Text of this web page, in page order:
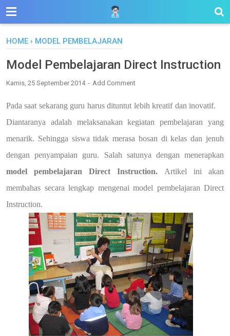
HOME › MODEL PEMBELAJARAN
Model Pembelajaran Direct Instruction
Kamis, 25 September 2014 Add Comment
Pada saat sekarang guru harus dituntut lebih kreatif dan inovatif.
Diantaranya adalah melaksanakan kegiatan pembelajaran yang
menarik. Sehingga siswa tidak merasa bosan di kelas dan jenuh
dengan penyampaian guru. Salah satunya dengan menerapkan
model pembelajaran Direct Instruction. Artikel ini akan
membahas secara lengkap mengenai model pembelajaran Direct
Instruction.